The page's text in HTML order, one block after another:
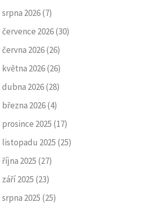
srpna 2026(7)
července 2026(30)
června 2026(26)
května 2026(26)
dubna 2026(28)
března 2026(4)
prosince 2025 (17)
listopadu 2025 (25)
října 2025 (27)
září 2025 (23)
srpna 2025 (25)